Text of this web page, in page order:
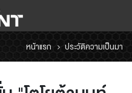
หน้าแรก ประวัติความเป็นมา